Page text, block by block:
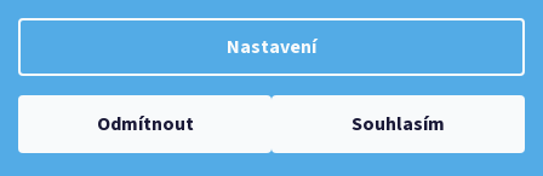
Nastavení
Odmítnout Souhlasím
Sledovat na Instagramu
Vytvořil Shoptet